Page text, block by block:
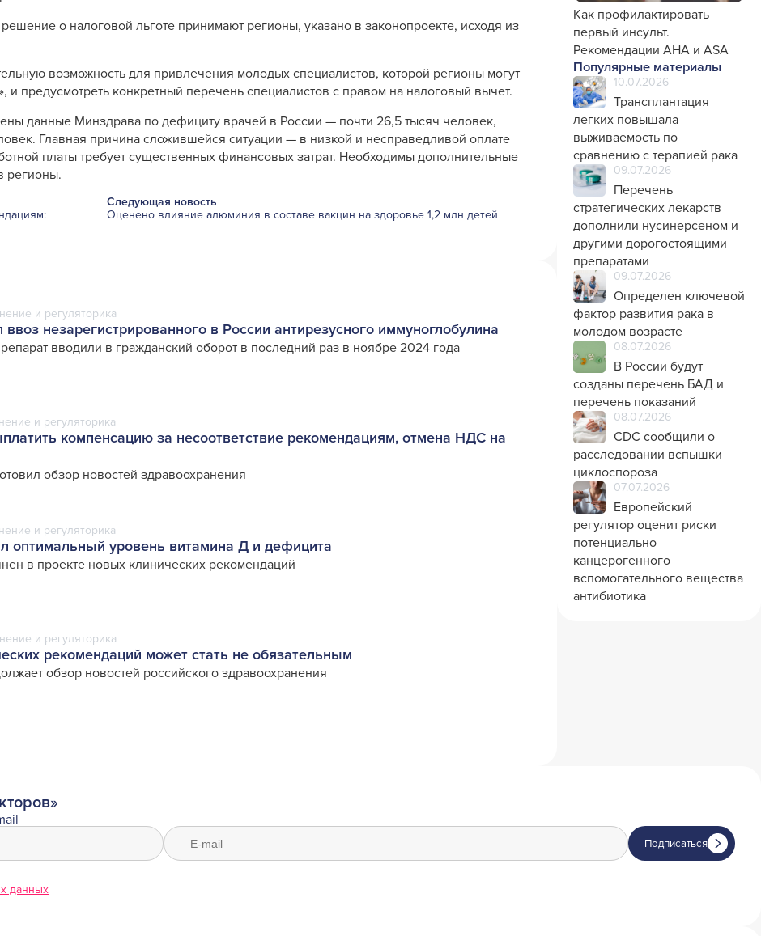
о налоговой льготе принимают регионы, указано в законопроекте, исходя из
возможность для привлечения молодых специалистов, которой регионы могут
предусмотреть конкретный перечень специалистов с правом на налоговый вычет.
данные Минздрава по дефициту врачей в России — почти 26,5 тысяч человек,
Главная причина сложившейся ситуации — в низкой и несправедливой оплате
платы требует существенных финансовых затрат. Необходимы дополнительные
регионы.
Следующая новость
Оценено влияние алюминия в составе вакцин на здоровье 1,2 млн детей
и регуляторика
незарегистрированного в России антирезусного иммуноглобулина
вводили в гражданский оборот в последний раз в ноябре 2024 года
и регуляторика
компенсацию за несоответствие рекомендациям, отмена НДС на
обзор новостей здравоохранения
и регуляторика
оптимальный уровень витамина Д и дефицита
в проекте новых клинических рекомендаций
и регуляторика
рекомендаций может стать не обязательным
обзор новостей российского здравоохранения
Генетика
Фтизиатрия
Как профилактировать
первый инсульт.
Рекомендации AHA и ASA
Популярные материалы
10.07.2026
Трансплантация
легких повышала
выживаемость по
сравнению с терапией рака
09.07.2026
Перечень
стратегических лекарств
дополнили нусинерсеном и
другими дорогостоящими
препаратами
09.07.2026
Определен ключевой
фактор развития рака в
молодом возрасте
08.07.2026
В России будут
созданы перечень БАД и
перечень показаний
08.07.2026
CDC сообщили о
расследовании вспышки
циклоспороза
07.07.2026
Европейский
регулятор оценит риски
потенциально
канцерогенного
вспомогательного вещества
антибиотика
данных
Подписаться